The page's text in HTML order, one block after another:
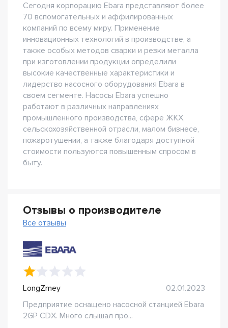
Сегодня корпорацию Ebara представляют более
70 вспомогательных и аффилированных
компаний по всему миру. Применение
инновационных технологий в производстве, а
также особых методов сварки и резки металла
при изготовлении продукции определили
высокие качественные характеристики и
лидерство насосного оборудования Ebara в
своем сегменте. Насосы Ebara успешно
работают в различных направлениях
промышленного производства, сфере ЖКХ,
сельскохозяйственной отрасли, малом бизнесе,
пожаротушении, а также благодаря доступной
стоимости пользуются повышенным спросом в
быту.
Отзывы о производителе
Все отзывы
LongZmey
02.01.2023
Предприятие оснащено насосной станцией Ebara
2GP CDX. Много слышал про...